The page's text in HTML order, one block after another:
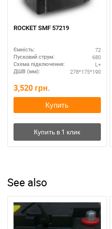
ROCKET SMF 57219
Ємність: 72
Пусковий струм: 680
Схема підключення: L+
ДШВ (мм): 278*175*190
3,520 грн.
Купить
See also